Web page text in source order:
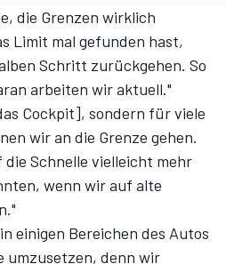
die Grenzen wirklich
Limit mal gefunden hast,
Schritt zurückgehen. So
arbeiten wir aktuell."
Cockpit], sondern für viele
wir an die Grenze gehen.
Schnelle vielleicht mehr
wenn wir auf alte
einigen Bereichen des Autos
umzusetzen, denn wir